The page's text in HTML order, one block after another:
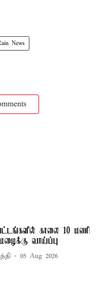
News
காலை 10 மணி
வாய்ப்பு
05 Aug 2026